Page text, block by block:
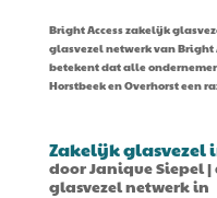
Bright Access zakelijk
glasvezel netwerk van Bright
betekent dat alle
Horstbeek en Overhorst een
Zakelijk glasvezel
doorJanique Siepel|
glasvezel netwerk in